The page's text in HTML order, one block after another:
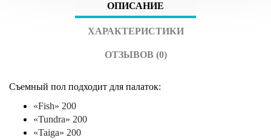
ОПИСАНИЕ
ХАРАКТЕРИСТИКИ
ОТЗЫВОВ (0)
Съемный пол подходит для палаток:
«Fish» 200
«Tundra» 200
«Taiga» 200